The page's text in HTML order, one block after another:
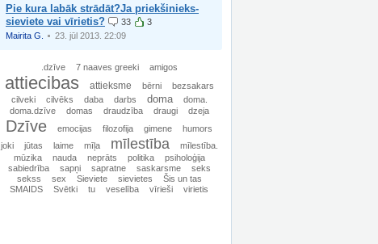
Pie kura labāk strādāt?Ja priekšinieks-
sieviete vai vīrietis?
33
3
Mairita G.
23. jūl 2013. 22:09
.dzīve 7 naaves greeki amigos
attiecibas attieksme bērni
bezsakars
cilveki
cilvēks daba darbs doma
doma.
doma.dzīve
domas draudzība draugi dzeja
Dzīve emocijas filozofija gimene
humors
joki
jūtas laime mīļa mīlestība
mīlestība.
mūzika
nauda neprāts politika
psiholoģija
sabiedrība
sapņi sapratne saskarsme
seks
sekss
sex Sieviete sievietes
Šis un tas
SMAIDS
Svētki tu veselība vīrieši virietis